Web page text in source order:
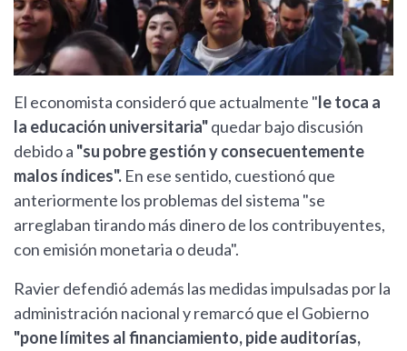
El economista consideró que actualmente "le toca a
la educación universitaria"quedar bajo discusión
debido a "su pobre gestión y consecuentemente
malos índices". En ese sentido, cuestionó que
anteriormente los problemas del sistema "se
arreglaban tirando más dinero de los contribuyentes,
con emisión monetaria o deuda".
Ravier defendió además las medidas impulsadas por la
administración nacional y remarcó que el Gobierno
"pone límites al financiamiento, pide auditorías,